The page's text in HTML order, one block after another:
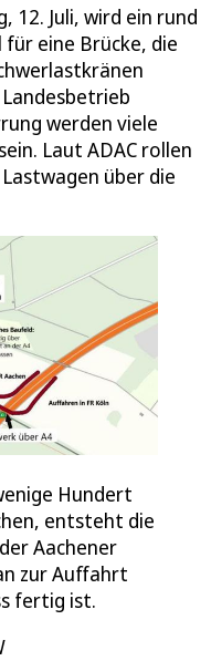
12. Juli, wird ein rund
eine Brücke, die
werden viele
Laut ADAC rollen
über die
Hundert
entsteht die
Aachener
zur Auffahrt
fertig ist.